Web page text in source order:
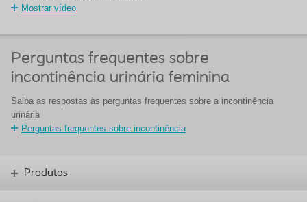
Mostrar vídeo
Perguntas frequentes sobre
incontinência urinária feminina
Saiba as respostas às perguntas frequentes sobre a incontinência
urinária
Perguntas frequentes sobre incontinência
Produtos